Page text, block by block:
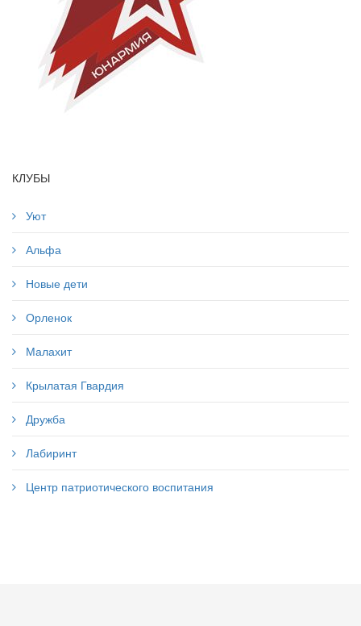
КЛУБЫ
Уют
Альфа
Новые дети
Орленок
Малахит
Крылатая Гвардия
Дружба
Лабиринт
Центр патриотического воспитания